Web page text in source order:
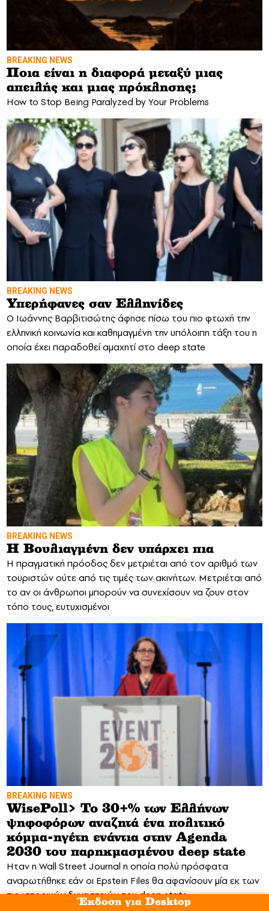
BREAKING NEWS
Ποια είναι η διαφορά μεταξύ μιας
απειλής και μιας πρόκλησης;
How to Stop Being Paralyzed by Your Problems
BREAKING NEWS
Υπερήφανες σαν Ελληνίδες
O Iωάννης Βαρβιτισώτης άφησε πίσω του πιο φτωχή την
ελληνική κοινωνία και καθημαγμένη την υπόλοιπη τάξη του η
οποία έχει παραδοθεί αμαχητί στο deep state
BREAKING NEWS
Η Βουλιαγμένη δεν υπάρχει πια
Η πραγματική πρόοδος δεν μετριέται από τον αριθμό των
τουριστών ούτε από τις τιμές των ακινήτων. Μετριέται από
το αν οι άνθρωποι μπορούν να συνεχίσουν να ζουν στον
τόπο τους, ευτυχισμένοι
BREAKING NEWS
WisePoll> To 30+% των Ελλήνων
ψηφοφόρων αναζητά ένα πολιτικό
κόμμα-ηγέτη ενάντια στην Agenda
2030 του παρηκμασμένου deep state
Ηταν η Wall Street Journal η οποία πολύ πρόσφατα
αναρωτήθηκε εάν οι Epstein Files θα αφανίσουν μία εκ των
πιο ιστορικών δυναστειών του deep state
Έκδοση για Desktop